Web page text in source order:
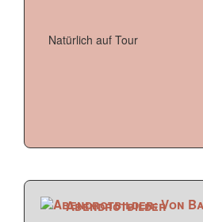
Natürlich auf Tour
Abendrotbilder